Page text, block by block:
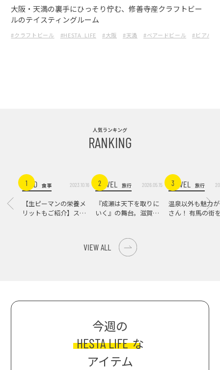
大阪・天満の裏手にひっそり佇む、修善寺産クラフトビー
ルのテイスティングルーム
#クラフトビール #HESTA_LIFE #大阪 #天満 #ベアードビール #ビアバー
人気ランキング
RANKING
1FOOD 食事 2023.10.16
【生ピーマンの栄養メ
リットもご紹介】スパ
2
TRAVEL 旅行 2026.05.15
『成瀬は天下を取りに
いく』の舞台。滋賀県
3
TRAVEL 旅行
温泉以外も魅力
さん！ 有馬の街
VIEW ALL
今週の
HESTA LIFE な
アイテム